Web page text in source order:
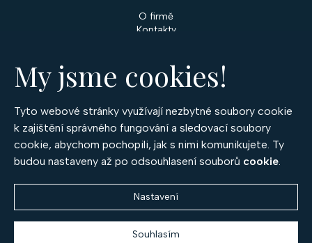
My jsme cookies!
Tyto webové stránky využívají nezbytné soubory cookie
k zajištění správného fungování a sledovací soubory
cookie, abychom pochopili, jak s nimi komunikujete. Ty
budou nastaveny až po odsouhlasení souborů cookie.
Nastavení
Souhlasím
O firmě
Kontakty
Služby
Zakázková výroba šperků
Nakupování
Obchodní podmínky
GDPR
Optima Diamant. Všechna práva vyhrazena.